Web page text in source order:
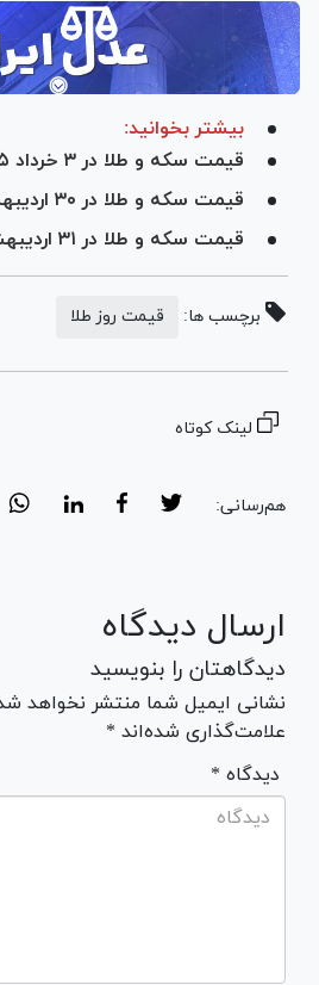
بیشتر بخوانید:
قیمت سکه و طلا در ۳ خرداد ۱۴۰۵
قیمت سکه و طلا در ۳۰ اردیبهشت ۱۴۰۵
قیمت سکه و طلا در ۳۱ اردیبهشت ۱۴۰۵
برچسب ها: قیمت روز طلا
لینک کوتاه
هم‌رسانی:
ارسال دیدگاه
دیدگاهتان را بنویسید
نشانی ایمیل شما منتشر نخواهد
علامت‌گذاری شده‌اند *
* دیدگاه